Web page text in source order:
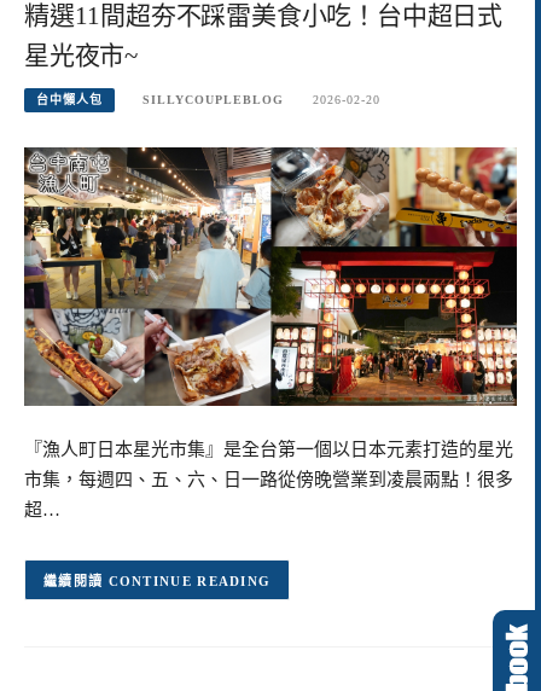
精選11間超夯不踩雷美食小吃！台中超日式
星光夜市~
台中懶人包 SILLYCOUPLEBLOG 2026-02-20
『漁人町日本星光市集』是全台第一個以日本元素打造的星光
市集，每週四、五、六、日一路從傍晚營業到凌晨兩點！很多
超…
CONTINUE READING